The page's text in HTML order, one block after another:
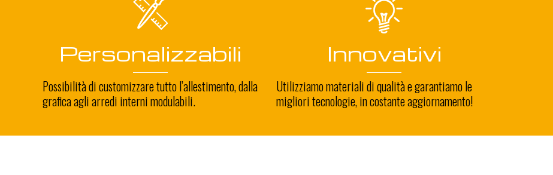
Personalizzabili
Possibilità di customizzare tutto l’allestimento, dalla
grafica agli arredi interni modulabili.
Innovativi
Utilizziamo materiali di qualità e garantiamo le
migliori tecnologie, in costante aggiornamento!